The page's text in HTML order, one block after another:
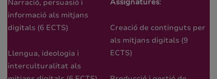
Narració, persuasió i
informació als mitjans
digitals (6 ECTS)
Llengua, ideologia i
interculturalitat als
Creació de continguts per
als mitjans digitals (9
ECTS)